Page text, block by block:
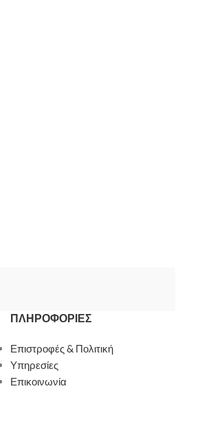
ΠΛΗΡΟΦΟΡΊΕΣ
Επιστροφές & Πολιτική
Υπηρεσίες
Επικοινωνία